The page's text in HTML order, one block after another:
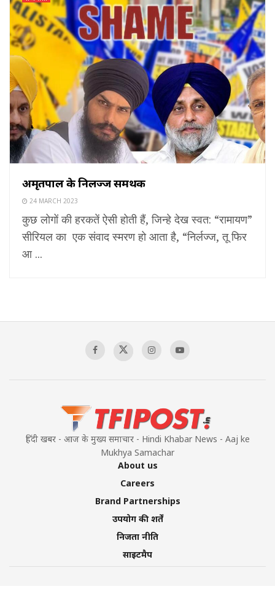
अमृतपाल के निर्लज्ज समर्थक
24 MARCH 2023
कुछ लोगों की हरकतें ऐसी होती हैं, जिन्हे देख स्वत: “रामायण”
सीरियल का एक संवाद स्मरण हो आता है, “निर्लज्ज, तू फिर
आ ...
हिंदी खबर - आज के मुख्य समाचार - Hindi Khabar News - Aaj ke
Mukhya Samachar
About us
Careers
Brand Partnerships
उपयोग की शर्तें
निजता नीति
साइटमैप